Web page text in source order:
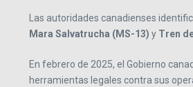
Las autoridades canadienses
Mara Salvatrucha (MS-13) y Tren
En febrero de 2025, el Gobierno
herramientas legales contra sus